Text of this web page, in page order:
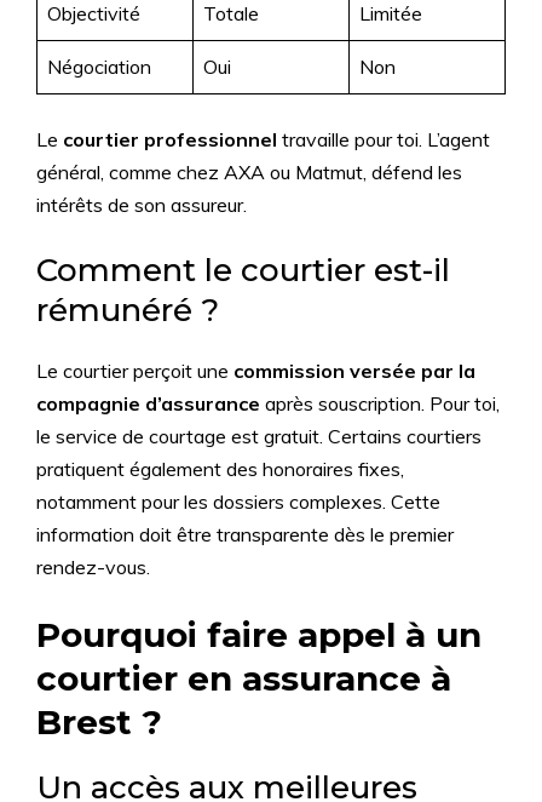
Objectivité Totale Limitée
Négociation Oui Non
Le courtier professionnel travaille pour toi. L’agent
général, comme chez AXA ou Matmut, défend les
intérêts de son assureur.
Comment le courtier est-il
rémunéré ?
Le courtier perçoit une commission versée par la
compagnie d’assurance après souscription. Pour toi,
le service de courtage est gratuit. Certains courtiers
pratiquent également des honoraires fixes,
notamment pour les dossiers complexes. Cette
information doit être transparente dès le premier
rendez-vous.
Pourquoi faire appel à un
courtier en assurance à
Brest ?
Un accès aux meilleures